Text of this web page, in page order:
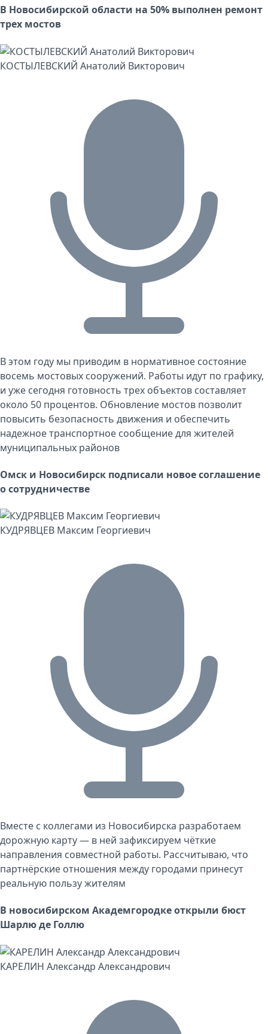
В Новосибирской области на 50% выполнен ремонт
трех мостов
КОСТЫЛЕВСКИЙ Анатолий Викторович
В этом году мы приводим в нормативное состояние
восемь мостовых сооружений. Работы идут по графику,
и уже сегодня готовность трех объектов составляет
около 50 процентов. Обновление мостов позволит
повысить безопасность движения и обеспечить
надежное транспортное сообщение для жителей
муниципальных районов
Омск и Новосибирск подписали новое соглашение
о сотрудничестве
КУДРЯВЦЕВ Максим Георгиевич
Вместе с коллегами из Новосибирска разработаем
дорожную карту — в ней зафиксируем чёткие
направления совместной работы. Рассчитываю, что
партнёрские отношения между городами принесут
реальную пользу жителям
В новосибирском Академгородке открыли бюст
Шарлю де Голлю
КАРЕЛИН Александр Александрович